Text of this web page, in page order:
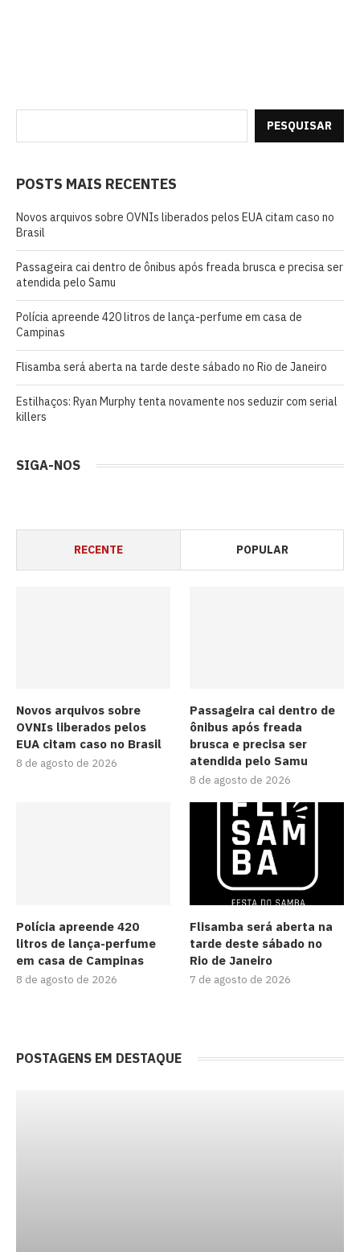
PESQUISAR
POSTS MAIS RECENTES
Novos arquivos sobre OVNIs liberados pelos EUA citam caso no
Brasil
Passageira cai dentro de ônibus após freada brusca e precisa ser
atendida pelo Samu
Polícia apreende 420 litros de lança-perfume em casa de
Campinas
Flisamba será aberta na tarde deste sábado no Rio de Janeiro
Estilhaços: Ryan Murphy tenta novamente nos seduzir com serial
killers
SIGA-NOS
RECENTE POPULAR
Novos arquivos sobre
OVNIs liberados pelos
EUA citam caso no Brasil
8 de agosto de 2026
Passageira cai dentro de
ônibus após freada
brusca e precisa ser
atendida pelo Samu
8 de agosto de 2026
Polícia apreende 420
litros de lança-perfume
em casa de Campinas
8 de agosto de 2026
Flisamba será aberta na
tarde deste sábado no
Rio de Janeiro
7 de agosto de 2026
POSTAGENS EM DESTAQUE